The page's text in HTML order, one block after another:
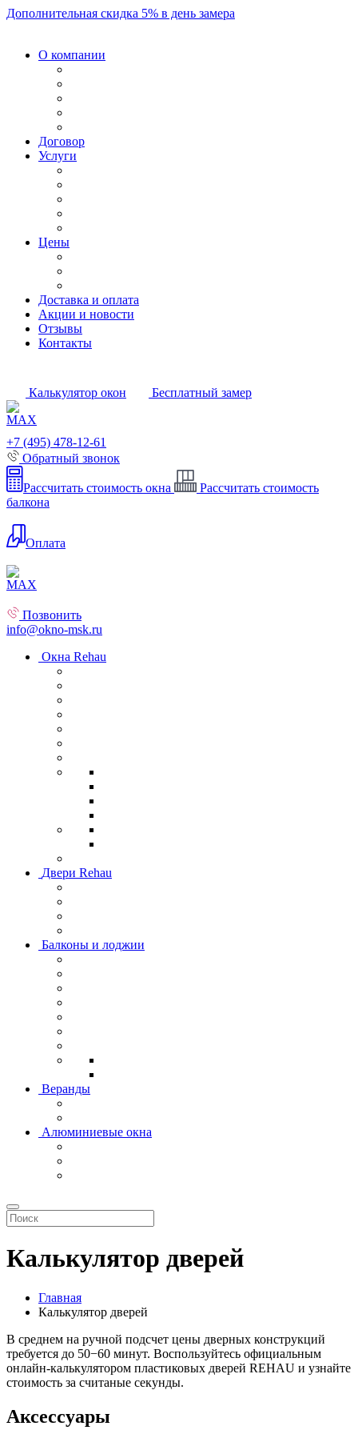
Дополнительная скидка 5% в день замера
О компании
Договор
Услуги
Цены
Доставка и оплата
Акции и новости
Отзывы
Контакты
Калькулятор окон Бесплатный замер
+7 (495) 478-12-61
Обратный звонок
Рассчитать стоимость окна
Рассчитать стоимость
балкона
Оплата
Позвонить
info@okno-msk.ru
Окна Rehau
Двери Rehau
Балконы и лоджии
Веранды
Алюминиевые окна
Калькулятор дверей
Главная
Калькулятор дверей
В среднем на ручной подсчет цены дверных конструкций
требуется до 50−60 минут. Воспользуйтесь официальным
онлайн-калькулятором пластиковых дверей REHAU и узнайте
стоимость за считаные секунды.
Аксессуары